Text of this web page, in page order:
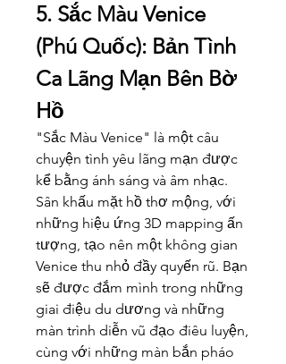
5. Sắc Màu Venice
(Phú Quốc): Bản Tình
Ca Lãng Mạn Bên Bờ
Hồ
"Sắc Màu Venice" là một câu
chuyện tình yêu lãng mạn được
kể bằng ánh sáng và âm nhạc.
Sân khấu mặt hồ thơ mộng, với
những hiệu ứng 3D mapping ấn
tượng, tạo nên một không gian
Venice thu nhỏ đầy quyến rũ. Bạn
sẽ được đắm mình trong những
giai điệu du dương và những
màn trình diễn vũ đạo điêu luyện,
cùng với những màn bắn pháo